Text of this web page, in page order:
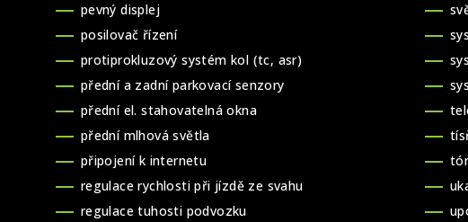
pevný displej
posilovač řízení
protiprokluzový systém kol (tc, asr)
přední a zadní parkovací senzory
přední el. stahovatelná okna
přední mlhová světla
připojení k internetu
regulace rychlosti při jízdě ze svahu
regulace tuhosti podvozku